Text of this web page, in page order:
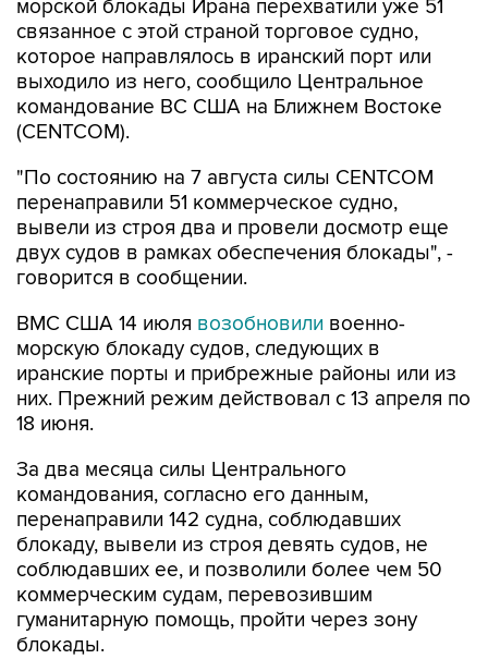
морской блокады Ирана перехватили уже 51
связанное с этой страной торговое судно,
которое направлялось в иранский порт или
выходило из него, сообщило Центральное
командование ВС США на Ближнем Востоке
(CENTCOM).
"По состоянию на 7 августа силы CENTCOM
перенаправили 51 коммерческое судно,
вывели из строя два и провели досмотр еще
двух судов в рамках обеспечения блокады", -
говорится в сообщении.
ВМС США 14 июля возобновили военно-
морскую блокаду судов, следующих в
иранские порты и прибрежные районы или из
них. Прежний режим действовал с 13 апреля по
18 июня.
За два месяца силы Центрального
командования, согласно его данным,
перенаправили 142 судна, соблюдавших
блокаду, вывели из строя девять судов, не
соблюдавших ее, и позволили более чем 50
коммерческим судам, перевозившим
гуманитарную помощь, пройти через зону
блокады.